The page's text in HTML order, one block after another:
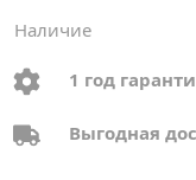
Наличие
1 год
Выгодная